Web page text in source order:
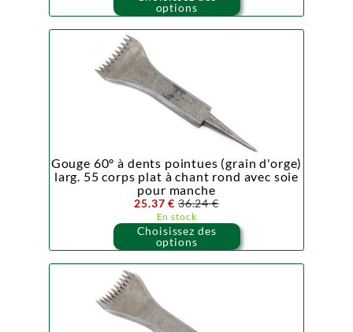
options
Gouge 60° à dents pointues (grain d'orge)
larg. 55 corps plat à chant rond avec soie
pour manche
25.37 € 36.24 €
En stock
Choisissez des
options